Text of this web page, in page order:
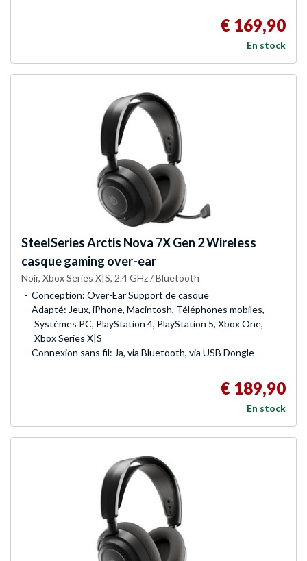
€ 169,90
En stock
SteelSeriesArctis Nova 7X Gen 2 Wireless
casque gaming over-ear
Noir, Xbox Series X|S, 2.4 GHz / Bluetooth
Conception: Over-Ear Support de casque
Adapté: Jeux, iPhone, Macintosh, Téléphones mobiles,
Systèmes PC, PlayStation 4, PlayStation 5, Xbox One,
Xbox Series X|S
Connexion sans fil: Ja, via Bluetooth, via USB Dongle
€ 189,90
En stock